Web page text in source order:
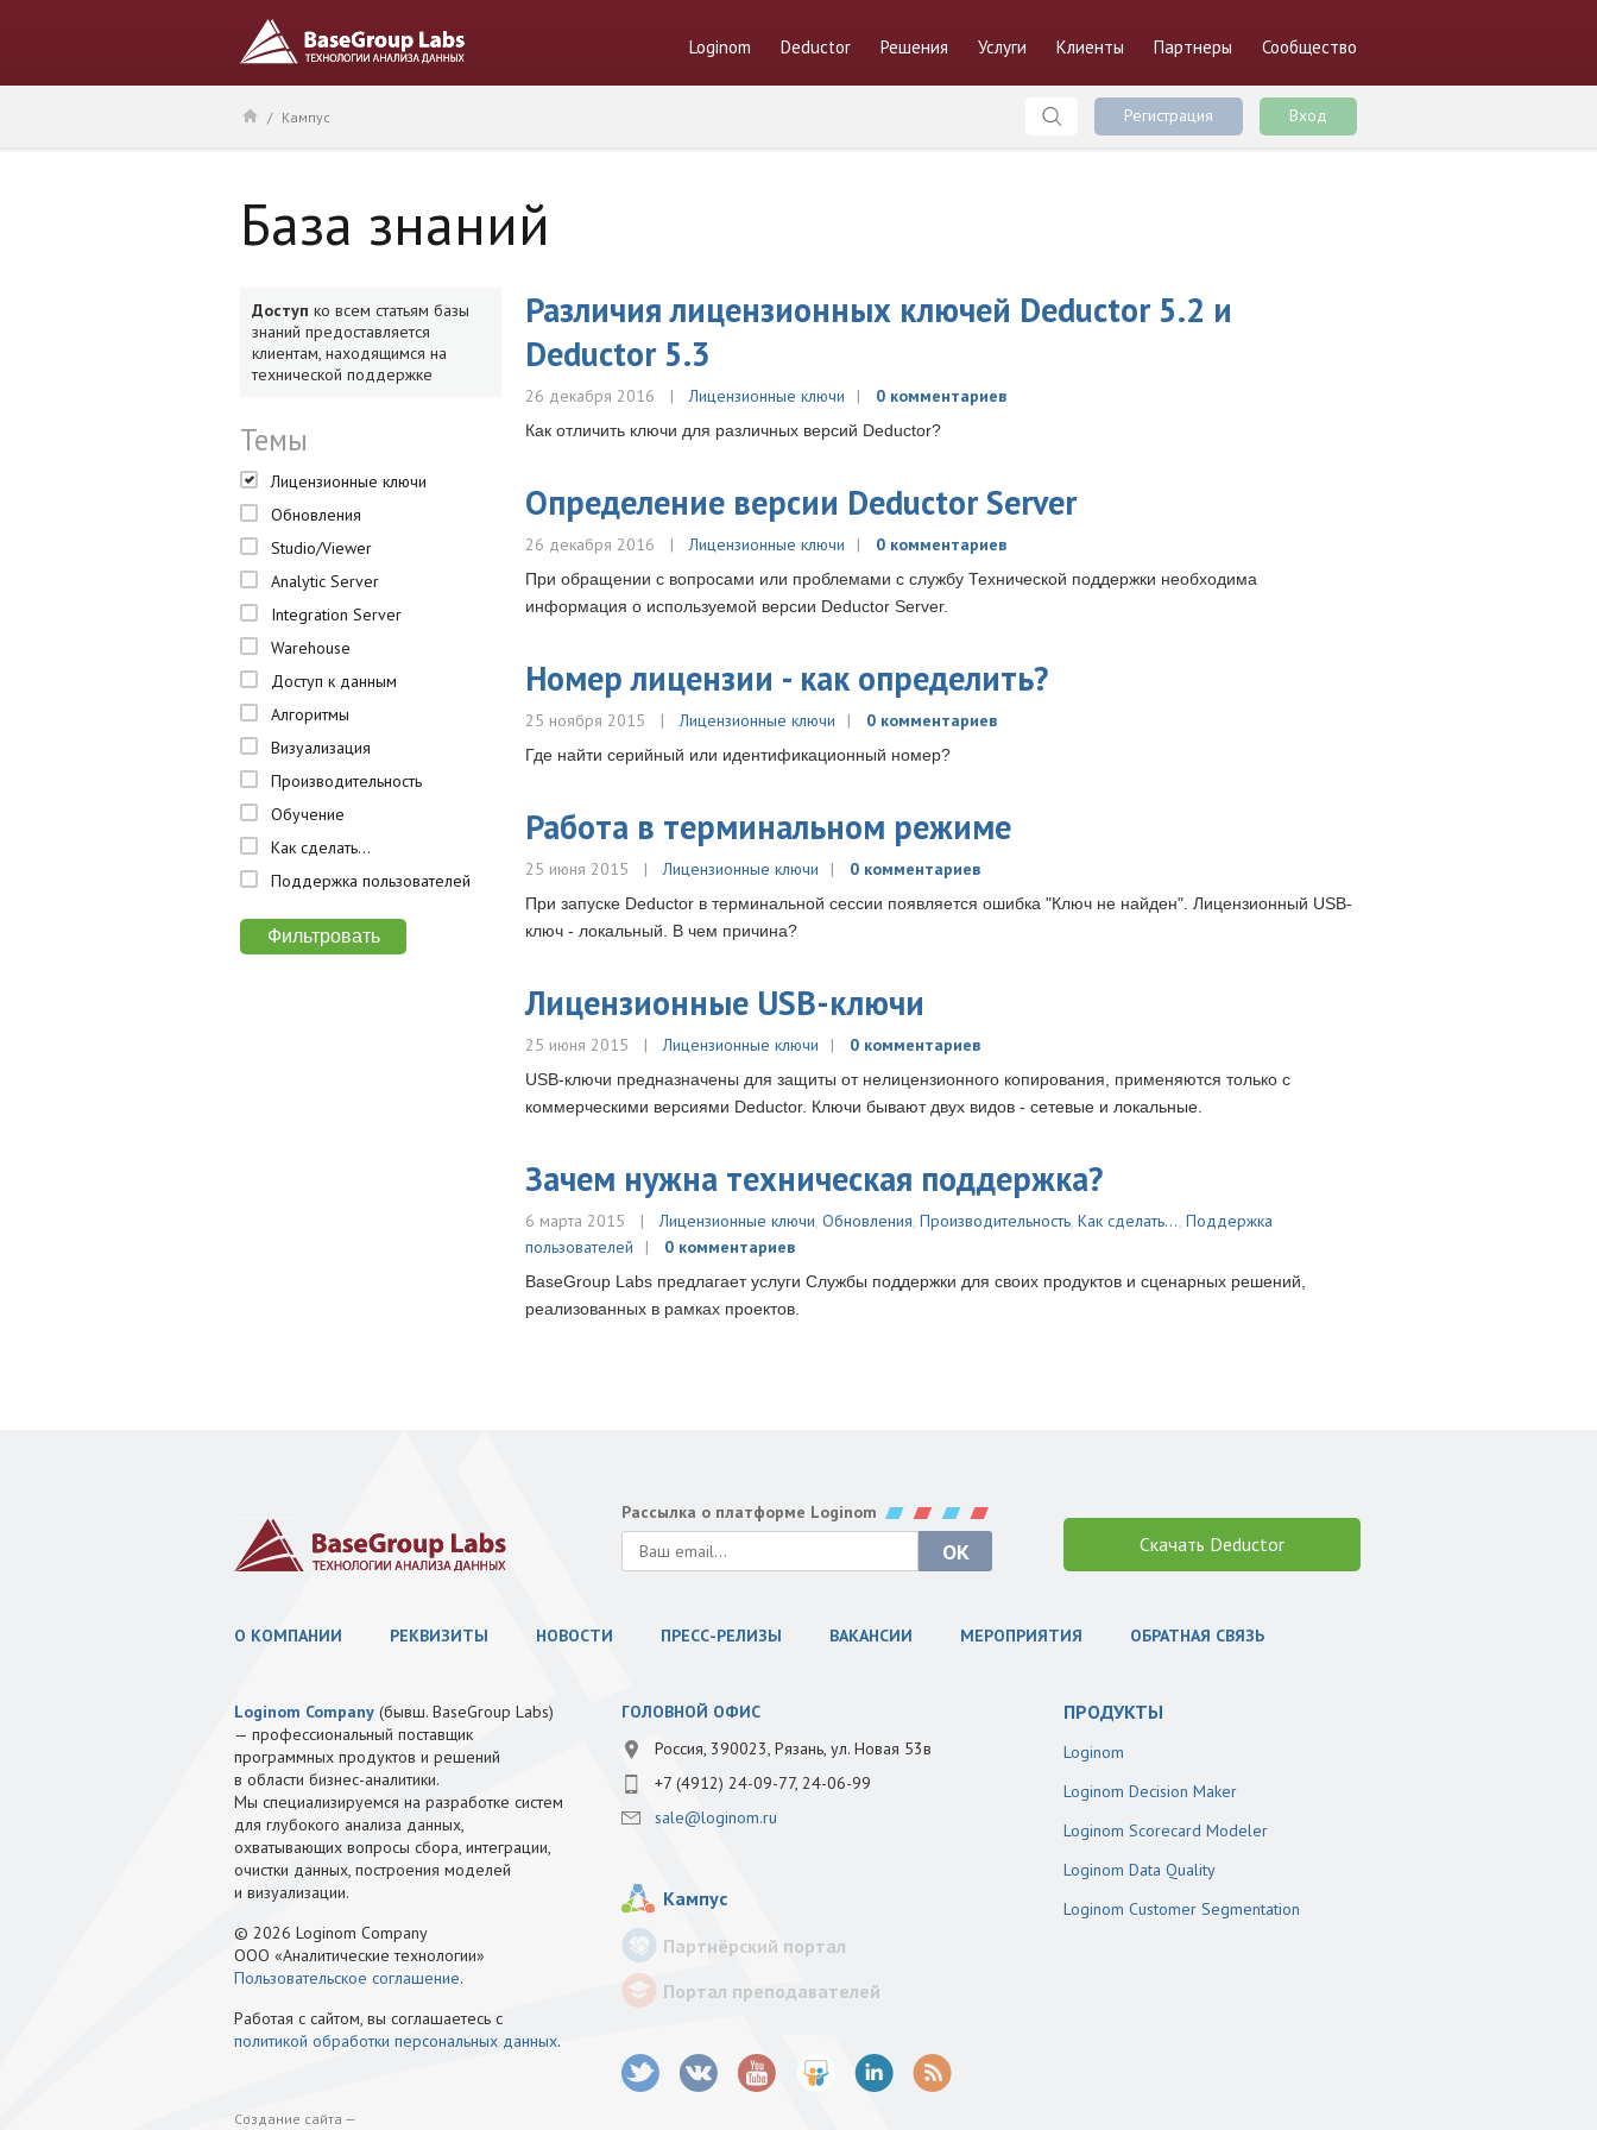
Loginom Deductor Решения Услуги Клиенты Партнеры Сообщество
/ Кампус Регистрация Вход
База знаний
Доступ ко всем статьям базы
знаний предоставляется
клиентам, находящимся на
технической поддержке
Темы
Лицензионные ключи
Обновления
Studio/Viewer
Analytic Server
Integration Server
Warehouse
Доступ к данным
Алгоритмы
Визуализация
Производительность
Обучение
Как сделать...
Поддержка пользователей
Различия лицензионных ключей Deductor 5.2 и
Deductor 5.3
26 декабря 2016 Лицензионные ключи 0 комментариев
Как отличить ключи для различных версий Deductor?
Определение версии Deductor Server
26 декабря 2016 Лицензионные ключи 0 комментариев
При обращении с вопросами или проблемами с службу Технической поддержки необходима
информация о используемой версии Deductor Server.
Номер лицензии - как определить?
25 ноября 2015 Лицензионные ключи 0 комментариев
Где найти серийный или идентификационный номер?
Работа в терминальном режиме
25 июня 2015 Лицензионные ключи 0 комментариев
При запуске Deductor в терминальной сессии появляется ошибка "Ключ не найден". Лицензионный USB-
ключ - локальный. В чем причина?
Лицензионные USB-ключи
25 июня 2015 Лицензионные ключи 0 комментариев
USB-ключи предназначены для защиты от нелицензионного копирования, применяются только с
коммерческими версиями Deductor. Ключи бывают двух видов - сетевые и локальные.
Зачем нужна техническая поддержка?
6 марта 2015 Лицензионные ключи, Обновления, Производительность, Как сделать..., Поддержка
пользователей
0 комментариев
BaseGroup Labs предлагает услуги Службы поддержки для своих продуктов и сценарных решений,
реализованных в рамках проектов.
Рассылка о платформе Loginom
Скачать Deductor
О КОМПАНИИ РЕКВИЗИТЫ НОВОСТИ ПРЕСС-РЕЛИЗЫ ВАКАНСИИ МЕРОПРИЯТИЯ ОБРАТНАЯ СВЯЗЬ
Loginom Company (бывш. BaseGroup Labs)
— профессиональный поставщик
программных продуктов и решений
в области бизнес-аналитики.
Мы специализируемся на разработке систем
для глубокого анализа данных,
охватывающих вопросы сбора, интеграции,
очистки данных, построения моделей
и визуализации.
© 2026 Loginom Company
ООО «Аналитические технологии»
Пользовательское соглашение.
Работая с сайтом, вы соглашаетесь с
политикой обработки персональных данных.
Создание сайта —
ГОЛОВНОЙ ОФИС
Россия, 390023, Рязань, ул. Новая 53в
+7 (4912) 24-09-77, 24-06-99
sale@loginom.ru
Кампус
Партнёрский портал
Портал преподавателей
ПРОДУКТЫ
Loginom
Loginom Decision Maker
Loginom Scorecard Modeler
Loginom Data Quality
Loginom Customer Segmentation